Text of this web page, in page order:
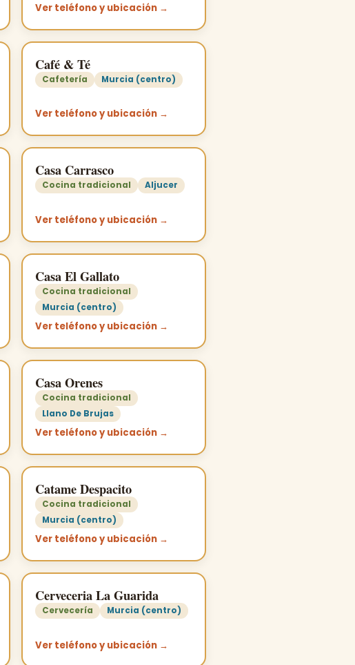
Ver teléfono y ubicación →
Café & Té
Cafetería Murcia (centro)
Ver teléfono y ubicación →
Casa Carrasco
Cocina tradicional Aljucer
Ver teléfono y ubicación →
Casa El Gallato
Cocina tradicional
Murcia (centro)
Ver teléfono y ubicación →
Casa Orenes
Cocina tradicional
Llano De Brujas
Ver teléfono y ubicación →
Catame Despacito
Cocina tradicional
Murcia (centro)
Ver teléfono y ubicación →
Cerveceria La Guarida
Cervecería Murcia (centro)
Ver teléfono y ubicación →